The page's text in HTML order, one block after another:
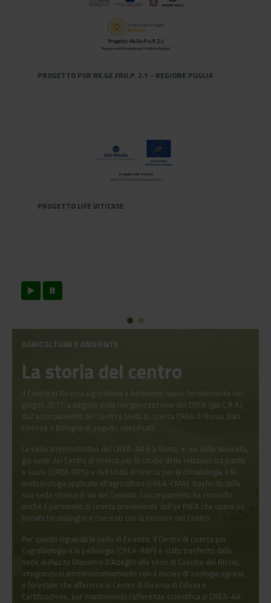
PROGETTO PSR RE.GE.FRU.P. 2.1 - REGIONE PUGLIA
PROGETTO LIFE VITICASE
AGRICOLTURA E AMBIENTE
La storia del centro
Il Centro di Ricerca Agricoltura e Ambiente nasce formalmente nel
giugno 2017, a seguito della riorganizzazione del CREA (già C.R.A),
dall'accorpamento dei Centri e Unità di ricerca CREA di Roma, Bari,
Firenze e Bologna di seguito specificati.
La sede amministrativa del CREA-AA è a Roma, in via della Navicella,
già sede del Centro di ricerca per lo studio delle relazioni tra pianta
e suolo (CREA-RPS) e dell’Unità di ricerca per la climatologia e la
meteorologia applicate all'agricoltura (CREA-CMA), trasferita dalla
sua sede storica di via del Caravita; l’accorpamento ha coinvolto
anche il personale di ricerca proveniente dall'ex INEA che opera su
tematiche analoghe e coerenti con la mission del Centro.
Per quanto riguarda la sede di Firenze, il Centro di ricerca per
l’agrobiologia e la pedologia (CREA-ABP) è stato trasferito dalla
sede di Piazza Massimo D’Azeglio alla sede di Cascine del Riccio,
integrandosi amministrativamente con il nucleo di zoologia agraria
e forestale che afferisce al Centro di Ricerca di Difesa e
Certificazione, pur mantenendo l’afferenza scientifica al CREA-AA.